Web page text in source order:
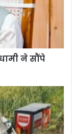
ने सौंपे